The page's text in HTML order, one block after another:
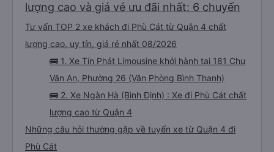
lượng cao và giá vé ưu đãi nhất: 6 chuyến
Tư vấn TOP 2 xe khách đi Phù Cát từ Quận 4 chất
lượng cao, uy tín, giá rẻ nhất 08/2026
🚌 1. Xe Tín Phát Limousine khởi hành tại 181 Chu
Văn An, Phường 26 (Văn Phòng Bình Thạnh)
🚌 2. Xe Ngàn Hà (Bình Định) : Xe đi Phù Cát chất
lượng cao từ Quận 4
Những câu hỏi thường gặp về tuyến xe từ Quận 4 đi
Phù Cát